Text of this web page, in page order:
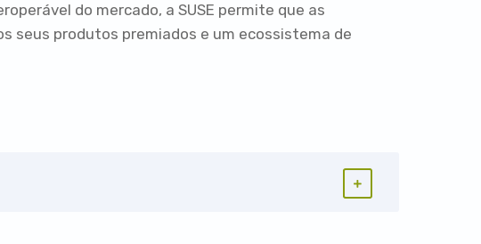
do mercado, a SUSE permite que as
seus produtos premiados e um ecossistema de